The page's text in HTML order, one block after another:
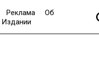
Реклама
Об
Издании